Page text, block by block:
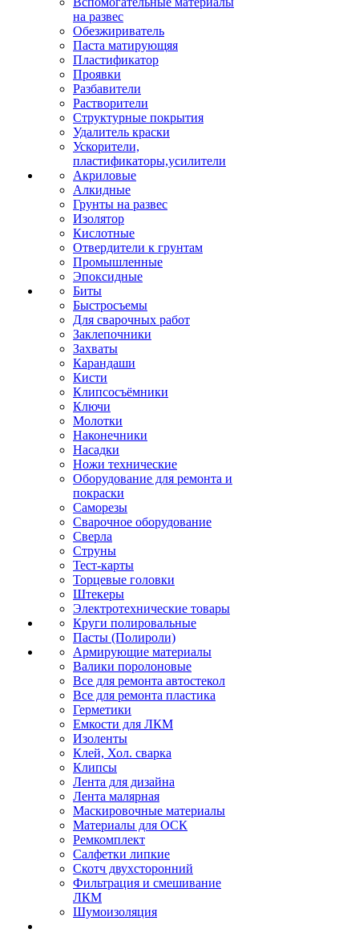
на развес
Обезжириватель
Паста матирующяя
Пластификатор
Проявки
Разбавители
Растворители
Структурные покрытия
Удалитель краски
Ускорители,
пластификаторы,усилители
Акриловые
Алкидные
Грунты на развес
Изолятор
Кислотные
Отвердители к грунтам
Промышленные
Эпоксидные
Биты
Быстросъемы
Для сварочных работ
Заклепочники
Захваты
Карандаши
Кисти
Клипсосъёмники
Ключи
Молотки
Наконечники
Насадки
Ножи технические
Оборудование для ремонта и
покраски
Саморезы
Сварочное оборудование
Сверла
Струны
Тест-карты
Торцевые головки
Штекеры
Электротехнические товары
Круги полировальные
Пасты (Полироли)
Армирующие материалы
Валики поролоновые
Все для ремонта автостекол
Все для ремонта пластика
Герметики
Емкости для ЛКМ
Изоленты
Клей, Хол. сварка
Клипсы
Лента для дизайна
Лента малярная
Маскировочные материалы
Материалы для ОСК
Ремкомплект
Салфетки липкие
Скотч двухсторонний
Фильтрация и смешивание
ЛКМ
Шумоизоляция